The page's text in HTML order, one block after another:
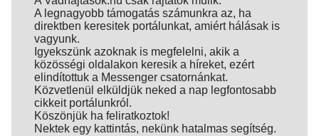
A legnagyobb támogatás számunkra az, ha
direktben keresitek portálunkat, amiért hálásak is
vagyunk.
Igyekszünk azoknak is megfelelni, akik a
közösségi oldalakon keresik a híreket, ezért
elindítottuk a Messenger csatornánkat.
Közvetlenül elküldjük neked a nap legfontosabb
cikkeit portálunkról.
Köszönjük ha feliratkoztok!
Nektek egy kattintás, nekünk hatalmas segítség.